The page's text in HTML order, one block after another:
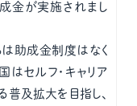
金が実施されまし
助成金制度はなく
はセルフ・キャリア
普及拡大を目指し、